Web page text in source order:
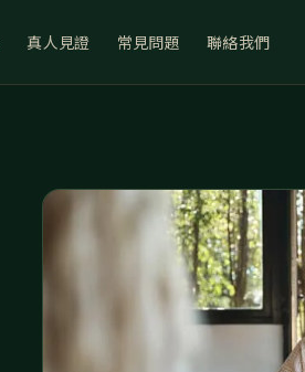
真人見證 常見問題 聯絡我們